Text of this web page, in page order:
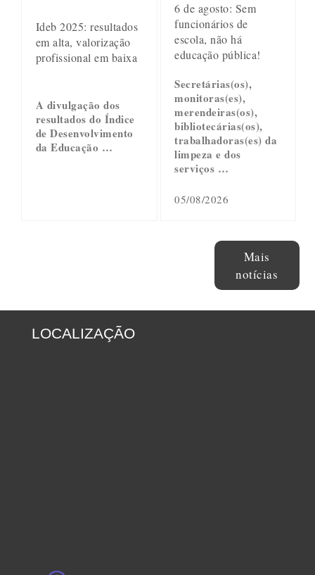
Ideb 2025: resultados
em alta, valorização
profissional em baixa
A divulgação dos
resultados do Índice
de Desenvolvimento
da Educação …
6 de agosto: Sem
funcionários de
escola, não há
educação pública!
Secretárias(os),
monitoras(es),
merendeiras(os),
bibliotecárias(os),
trabalhadoras(es) da
limpeza e dos
serviços …
05/08/2026
Mais
notícias
LOCALIZAÇÃO